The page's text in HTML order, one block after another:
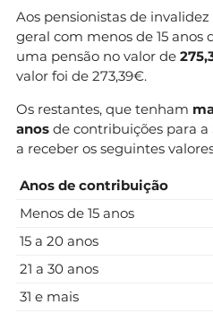
Aos pensionistas de
geral com menos de 15 anos
uma pensão no valor de
valor foi de 273,39€.
Os restantes, que tenham
anos de contribuições para a
a receber os seguintes
Anos de contribuição
Menos de 15 anos
15 a 20 anos
21 a 30 anos
31 e mais